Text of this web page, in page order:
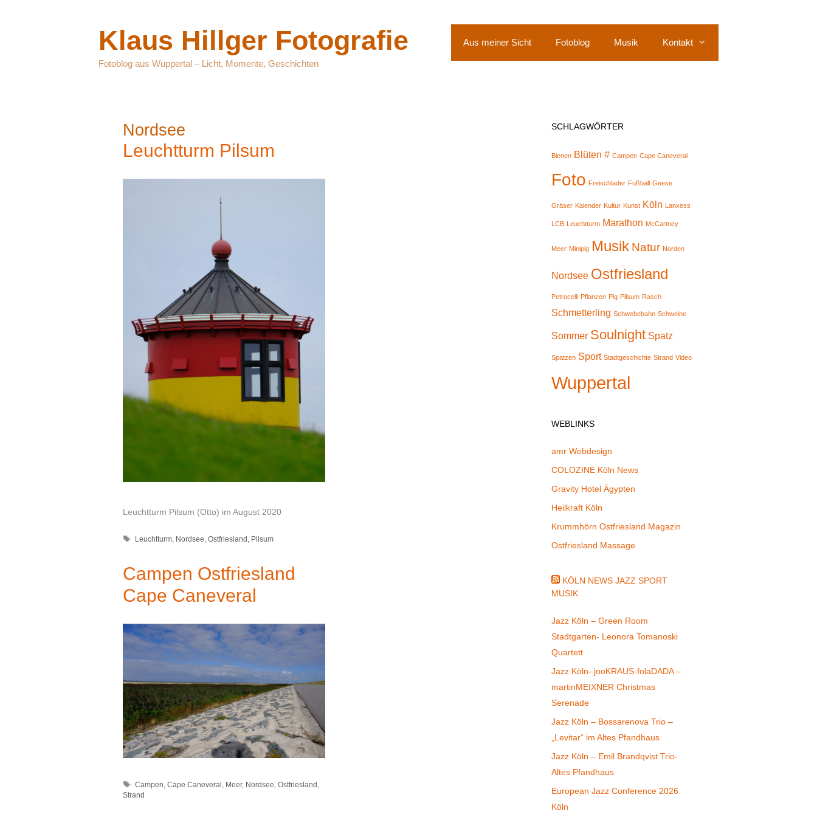
Klaus Hillger Fotografie
Fotoblog aus Wuppertal – Licht, Momente, Geschichten
Aus meiner Sicht Fotoblog Musik Kontakt
Nordsee
Leuchtturm Pilsum
Leuchtturm Pilsum (Otto) im August 2020
Schlagwörter
Leuchtturm Nordsee ,Ostfriesland Pilsum
Campen Ostfriesland
Cape Caneveral
Schlagwörter
Campen,Cape Caneveral , Meer, Nordsee,Ostfriesland ,
Strand
SCHLAGWÖRTER
Bienen Blüten # Campen Cape Caneveral
Foto Freischlader Fußball Geese
Gräser Kalender Kultur Kunst Köln Lanxess
LCB Leuchtturm Marathon McCartney
Meer Minipig Musik Natur Norden
Nordsee Ostfriesland
Petrocelli Pflanzen Pig Pilsum Rasch
Schmetterling Schwebebahn Schweine
Sommer Soulnight Spatz
Spatzen Sport Stadtgeschichte Strand Video
Wuppertal
WEBLINKS
amr Webdesign
COLOZINE Köln News
Gravity Hotel Ägypten
Heilkraft Köln
Krummhörn Ostfriesland Magazin
Ostfriesland Massage
KÖLN NEWS JAZZ SPORT
MUSIK
Jazz Köln – Green Room
Stadtgarten- Leonora Tomanoski
Quartett
Jazz Köln- jooKRAUS-folaDADA –
martinMEIXNER Christmas
Serenade
Jazz Köln – Bossarenova Trio –
„Levitar“ im Altes Pfandhaus
Jazz Köln – Emil Brandqvist Trio-
Altes Pfandhaus
European Jazz Conference 2026
Köln